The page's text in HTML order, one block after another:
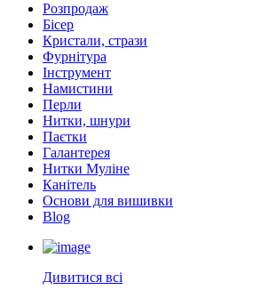
Розпродаж
Бісер
Кристали, стрази
Фурнітура
Інструмент
Намистини
Перли
Нитки, шнури
Паєтки
Галантерея
Нитки Муліне
Канітель
Основи для вишивки
Blog
Дивитися всі